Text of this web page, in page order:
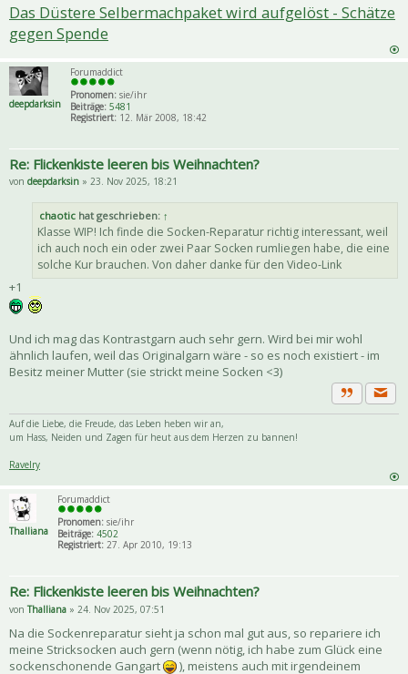
Das Düstere Selbermachpaket wird aufgelöst - Schätze
gegen Spende
deepdarksin
Forumaddict
Pronomen: sie/ihr
Beiträge: 5481
Registriert: 12. Mär 2008, 18:42
Re: Flickenkiste leeren bis Weihnachten?
von deepdarksin » 23. Nov 2025, 18:21
chaotic hat geschrieben: ↑
Klasse WIP! Ich finde die Socken-Reparatur richtig interessant, weil
ich auch noch ein oder zwei Paar Socken rumliegen habe, die eine
solche Kur brauchen. Von daher danke für den Video-Link
+1
Und ich mag das Kontrastgarn auch sehr gern. Wird bei mir wohl
ähnlich laufen, weil das Originalgarn wäre - so es noch existiert - im
Besitz meiner Mutter (sie strickt meine Socken <3)
Zitat
Auf die Liebe, die Freude, das Leben heben wir an,
um Hass, Neiden und Zagen für heut aus dem Herzen zu bannen!
Ravelry
Thalliana
Forumaddict
Pronomen: sie/ihr
Beiträge: 4502
Registriert: 27. Apr 2010, 19:13
Re: Flickenkiste leeren bis Weihnachten?
vonThalliana » 24. Nov 2025, 07:51
Na die Sockenreparatur sieht ja schon mal gut aus, so repariere ich
meine Stricksocken auch gern (wenn nötig, ich habe zum Glück eine
sockenschonende Gangart
), meistens auch mit irgendeinem